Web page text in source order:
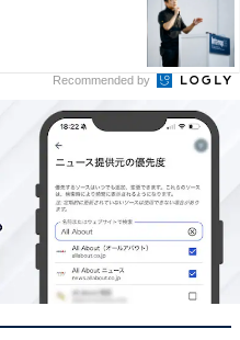
ハイザーの人気商品5
Recommended by